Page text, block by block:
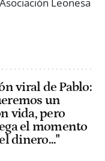
viral de Pablo:
un
vida, pero
el momento
dinero..."